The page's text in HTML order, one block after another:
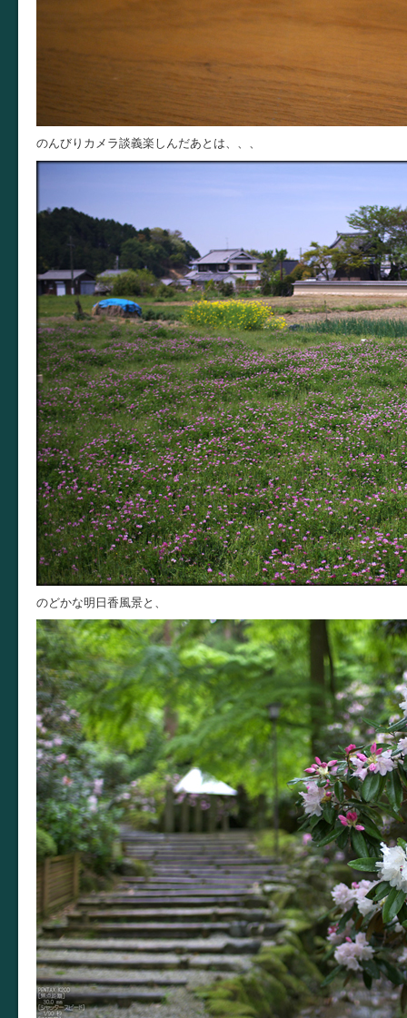
のんびりカメラ談義楽しんだあとは、、、
のどかな明日香風景と、